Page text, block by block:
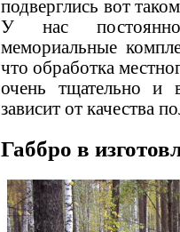
подверглись вот
У нас
мемориальные
что обработка
очень тщательно и
зависит от качества
Габбро в